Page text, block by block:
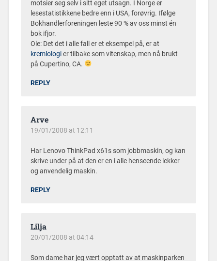
motsier seg selv i sitt eget utsagn. I Norge er
lesestatistikkene bedre enn i USA, forøvrig. Ifølge
Bokhandlerforeningen leste 90 % av oss minst én
bok ifjor.
Ole: Det det i alle fall er et eksempel på, er at
kremlologier tilbake som vitenskap, men nå brukt
på Cupertino, CA.
REPLY
Arve
19/01/2008 at 12:11
Har Lenovo ThinkPad x61s som jobbmaskin, og kan
skrive under på at den er en i alle henseende lekker
og anvendelig maskin.
REPLY
Lilja
20/01/2008 at 04:14
Som dame har jeg vært opptatt av at maskinparken